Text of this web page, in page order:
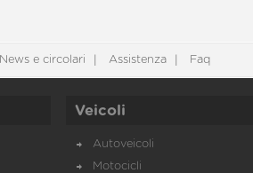
News e circolari Assistenza Faq
Veicoli
Autoveicoli
Motocicli